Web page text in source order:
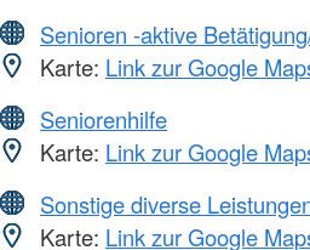
Senioren -aktive
Karte: Link zur Google
Seniorenhilfe
Karte: Link zur Google
Sonstige diverse
Karte: Link zur Google